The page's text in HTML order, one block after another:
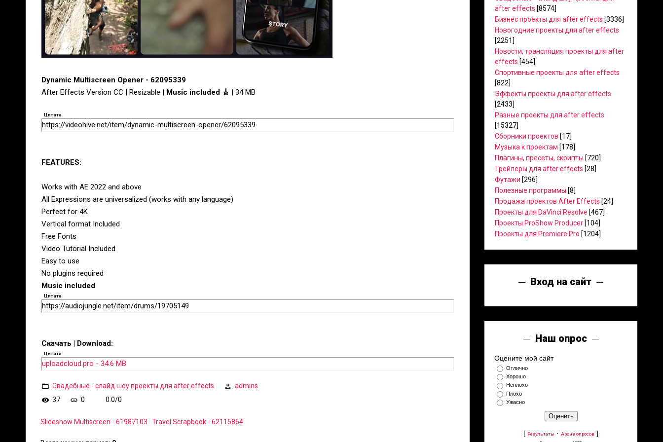
Dynamic Multiscreen Opener - 62095339
After Effects Version CC | Resizable | Music included 🎸 | 34 MB
Цитата
https://videohive.net/item/dynamic-multiscreen-opener/62095339
FEATURES:
Works with AE 2022 and above
All Expressions are universalized (works with any language)
Perfect for 4K
Vertical format Included
Free Fonts
Video Tutorial Included
Easy to use
No plugins required
Music included
Цитата
https://audiojungle.net/item/drums/19705149
Скачать | Download:
Цитата
uploadcloud.pro - 34.6 MB
Свадебные - слайд шоу проекты для after effects
admins
37
0 0.0/0
Slideshow Multiscreen - 61987103 Travel Scrapbook - 62115864
after effects [8574]
Бизнес проекты для after effects [3336]
Новогодние проекты для after effects
[2251]
Новости, трансляция проекты для after
effects [454]
Спортивные проекты для after effects
[822]
Эффекты проекты для after effects
[2433]
Разные проекты для after effects
[15327]
Сборники проектов [17]
Музыка к проектам [178]
Плагины, пресеты, скрипты [720]
Трейлеры для after effects [28]
Футажи [296]
Полезные программы [8]
Продажа проектов After Effects [24]
Проекты для DaVinci Resolve [467]
Проекты ProShow Producer [104]
Проекты для Premiere Pro [1204]
Вход на сайт
Наш опрос
Оцените мой сайт
Отлично
Хорошо
Неплохо
Плохо
Ужасно
[ Результаты · Архив опросов ]